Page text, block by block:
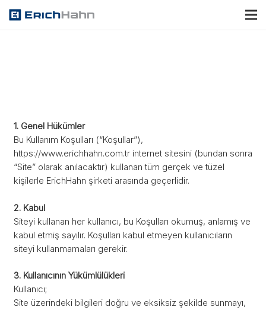
1. Genel Hükümler
Bu Kullanım Koşulları (“Koşullar”),
https://www.erichhahn.com.tr internet sitesini (bundan sonra
“Site” olarak anılacaktır) kullanan tüm gerçek ve tüzel
kişilerle ErichHahn şirketi arasında geçerlidir.
2. Kabul
Siteyi kullanan her kullanıcı, bu Koşulları okumuş, anlamış ve
kabul etmiş sayılır. Koşulları kabul etmeyen kullanıcıların
siteyi kullanmamaları gerekir.
3. Kullanıcının Yükümlülükleri
Kullanıcı;
Site üzerindeki bilgileri doğru ve eksiksiz şekilde sunmayı,